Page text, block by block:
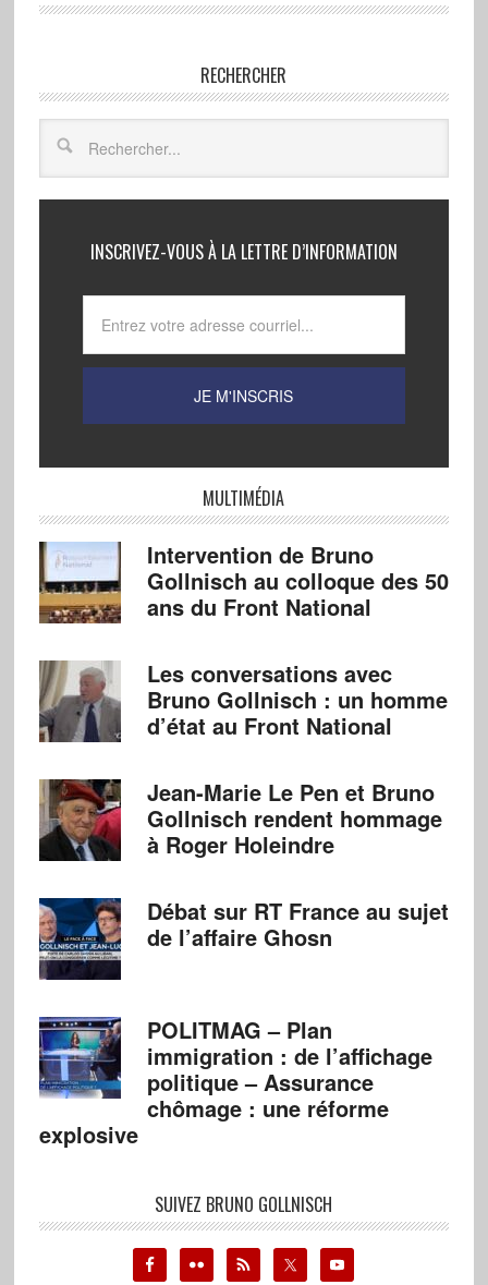
RECHERCHER
INSCRIVEZ-VOUS À LA LETTRE D’INFORMATION
MULTIMÉDIA
Intervention de Bruno
Gollnisch au colloque des 50
ans du Front National
Les conversations avec
Bruno Gollnisch : un homme
d’état au Front National
Jean-Marie Le Pen et Bruno
Gollnisch rendent hommage
à Roger Holeindre
Débat sur RT France au sujet
de l’affaire Ghosn
POLITMAG – Plan
immigration : de l’affichage
politique – Assurance
chômage : une réforme
explosive
SUIVEZ BRUNO GOLLNISCH